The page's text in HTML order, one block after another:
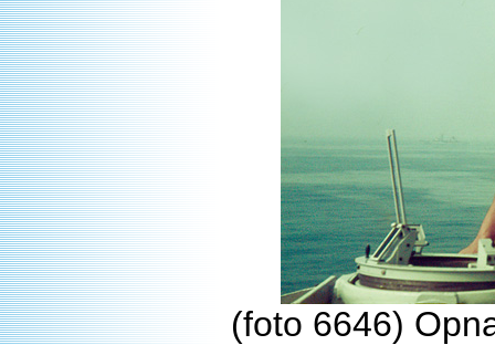
(foto 6646)